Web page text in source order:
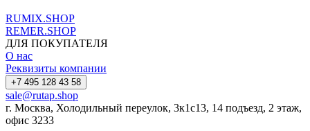
RUMIX.SHOP
REMER.SHOP
ДЛЯ ПОКУПАТЕЛЯ
О нас
Реквизиты компании
+7 495 128 43 58
sale@rutap.shop
г. Москва, Холодильный переулок, 3к1с13, 14 подъезд, 2 этаж,
офис 3233